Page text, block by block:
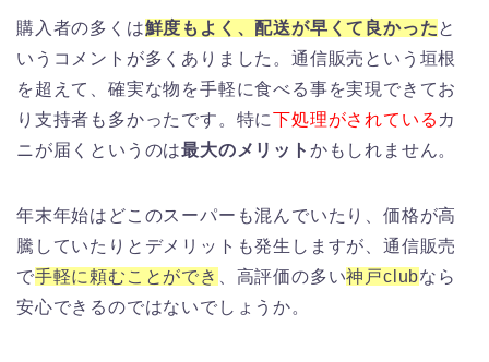
購入者の多くは鮮度もよく、配送が早くて良かったと
いうコメントが多くありました。通信販売という垣根
を超えて、確実な物を手軽に食べる事を実現できてお
り支持者も多かったです。特に下処理がされている カ
ニが届くというのは最大のメリット かもしれません。
年末年始はどこのスーパーも混んでいたり、価格が高
騰していたりとデメリットも発生しますが、通信販売
で手軽に頼むことができ 、高評価の多い神戸clubなら
安心できるのではないでしょうか。